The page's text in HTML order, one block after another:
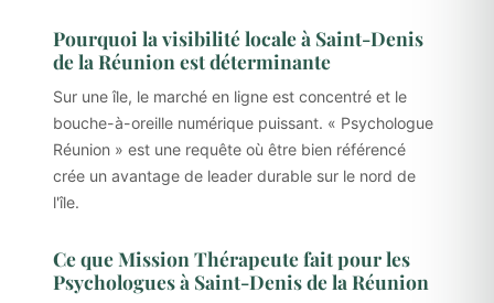
Pourquoi la visibilité locale à Saint-Denis
de la Réunion est déterminante
Sur une île, le marché en ligne est concentré et le
bouche-à-oreille numérique puissant. « Psychologue
Réunion » est une requête où être bien référencé
crée un avantage de leader durable sur le nord de
l'île.
Ce que Mission Thérapeute fait pour les
Psychologues à Saint-Denis de la Réunion